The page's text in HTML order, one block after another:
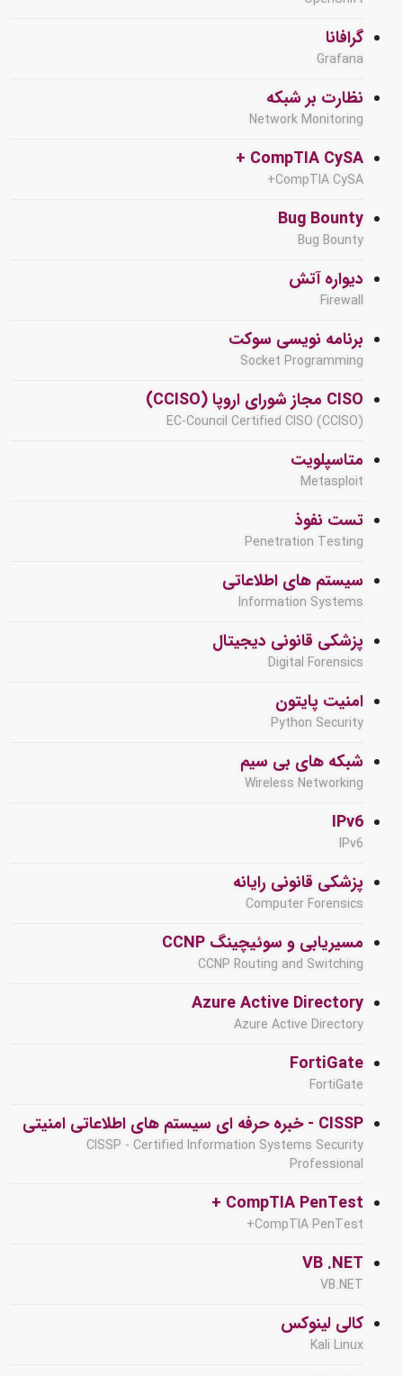
گرافانا
Grafana
نظارت بر شبکه
Network Monitoring
CompTIA CySA +
CompTIA CySA+
Bug Bounty
Bug Bounty
دیواره آتش
Firewall
برنامه نویسی سوکت
Socket Programming
CISO مجاز شورای اروپا (CCISO)
EC-Council Certified CISO (CCISO)
متاسپلویت
Metasploit
تست نفوذ
Penetration Testing
سیستم های اطلاعاتی
Information Systems
پزشکی قانونی دیجیتال
Digital Forensics
امنیت پایتون
Python Security
شبکه های بی سیم
Wireless Networking
IPv6
IPv6
پزشکی قانونی رایانه
Computer Forensics
مسیریابی و سوئیچینگ CCNP
CCNP Routing and Switching
Azure Active Directory
Azure Active Directory
FortiGate
FortiGate
CISSP - خبره حرفه ای سیستم های اطلاعاتی امنیتی
CISSP - Certified Information Systems Security
Professional
CompTIA PenTest +
CompTIA PenTest+
VB .NET
VB.NET
کالی لینوکس
Kali Linux